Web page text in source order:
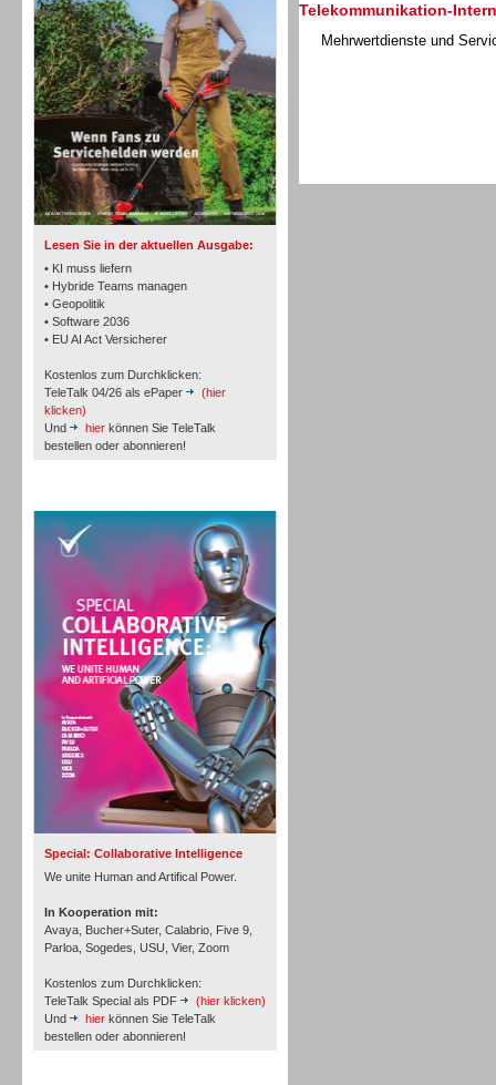
Lesen Sie in der aktuellen Ausgabe:
• KI muss liefern
• Hybride Teams managen
• Geopolitik
• Software 2036
• EU AI Act Versicherer
Kostenlos zum Durchklicken:
TeleTalk 04/26 als ePaper
(hier
klicken)
Und
hier können Sie TeleTalk
bestellen oder abonnieren!
Special: Collaborative Intelligence
We unite Human and Artifical Power.
In Kooperation mit:
Avaya, Bucher+Suter, Calabrio, Five 9,
Parloa, Sogedes, USU, Vier, Zoom
Kostenlos zum Durchklicken:
TeleTalk Special als PDF
(hier klicken)
Und
hier können Sie TeleTalk
bestellen oder abonnieren!
TK- und ACD-Systeme
Workforce-Management
Personal
Inbound
Telekommunikation-
Mehrwertdienste und